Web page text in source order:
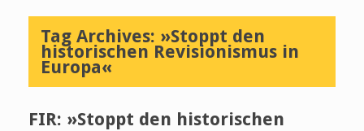
Tag Archives: »Stoppt den
historischen Revisionismus in
Europa«
FIR: »Stoppt den historischen